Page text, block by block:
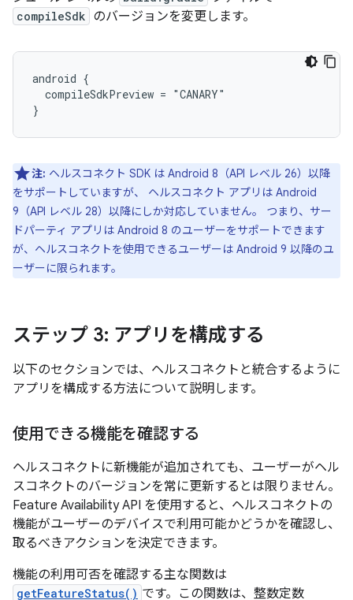
compileSdk のバージョンを変更します。
android {
  compileSdkPreview = "CANARY"
注: ヘルスコネクト SDK は Android 8（API レベル 26）以降
をサポートしていますが、 ヘルスコネクト アプリは Android
9（API レベル 28）以降にしか対応していません。 つまり、サー
ドパーティ アプリは Android 8 のユーザーをサポートできます
が、ヘルスコネクトを使用できるユーザーは Android 9 以降のユ
ーザーに限られます。
ステップ 3: アプリを構成する
以下のセクションでは、ヘルスコネクトと統合するように
アプリを構成する方法について説明します。
使用できる機能を確認する
ヘルスコネクトに新機能が追加されても、ユーザーがヘル
スコネクトのバージョンを常に更新するとは限りません。
Feature Availability API を使用すると、ヘルスコネクトの
機能がユーザーのデバイスで利用可能かどうかを確認し、
取るべきアクションを決定できます。
機能の利用可否を確認する主な関数は
getFeatureStatus() です。この関数は、整数定数